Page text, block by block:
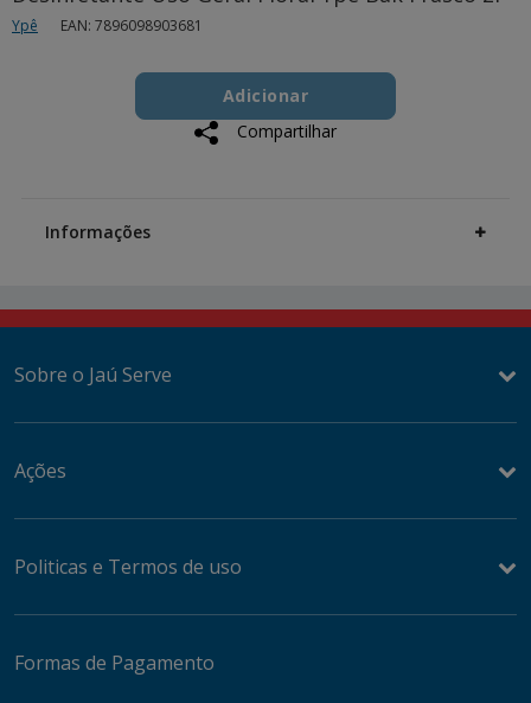
Ypê EAN: 7896098903681
to
cart
Product
ActionsAdicionar
Compartilhar
Information
Informações
Sobre o Jaú Serve
Ações
Politicas e Termos de uso
Formas de Pagamento